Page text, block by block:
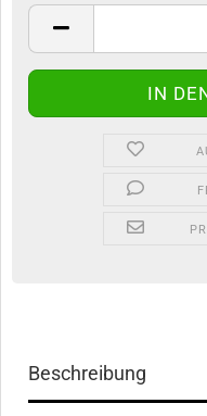
Beschreibung